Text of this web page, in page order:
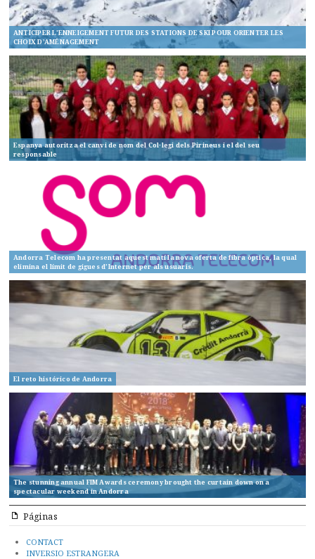
ANTICIPER L’ENNEIGEMENT FUTUR DES STATIONS DE SKI POUR ORIENTER LES
CHOIX D’AMÉNAGEMENT
Espanya autoritza el canvi de nom del Col·legi dels Pirineus i el del seu
responsable
Andorra Telecom ha presentat aquest matí la nova oferta de fibra òptica, la qual
elimina el límit de gigues d’Internet per als usuaris.
El reto histórico de Andorra
The stunning annual FIM Awards ceremony brought the curtain down on a
spectacular weekend in Andorra
Páginas
CONTACT
INVERSIO ESTRANGERA